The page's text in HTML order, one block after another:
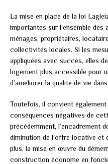
La mise en place de la loi
importantes sur l’ensemble
ménages, propriétaires,
collectivités locales. Si les
appliquées avec succès, elles
logement plus accessible pour
d’améliorer la qualité de vie
Toutefois, il convient
conséquences négatives de
précédemment, l’encadrement
diminution de l’offre locative et
plus, la mise en œuvre du
construction économe en